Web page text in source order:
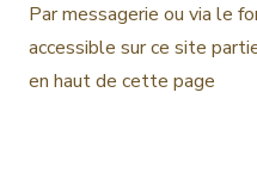
Par messagerie ou via le
accessible sur ce site
en haut de cette page